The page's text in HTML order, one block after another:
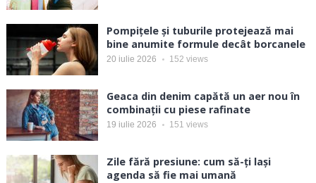
Pompițele și tuburile protejează mai
bine anumite formule decât borcanele
20 iulie 2026 152 views
Geaca din denim capătă un aer nou în
combinații cu piese rafinate
19 iulie 2026 151 views
Zile fără presiune: cum să-ți lași
agenda să fie mai umană